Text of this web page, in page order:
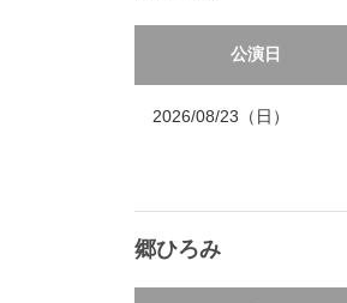
公演日
2026/08/23（日）
郷ひろみ